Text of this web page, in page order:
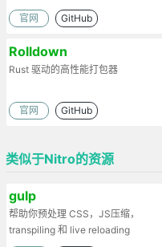
官网 GitHub
Rolldown
Rust 驱动的高性能打包器
官网 GitHub
类似于Nitro的资源
gulp
帮助你预处理 CSS，JS压缩，
transpiling 和 live reloading